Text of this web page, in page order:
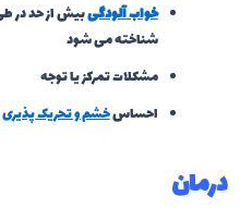
خواب آلودگیبیش از حد در
شناخته می شود
مشکلات تمرکز یا توجه
احساسخشم و تحریک پذیری
درمان